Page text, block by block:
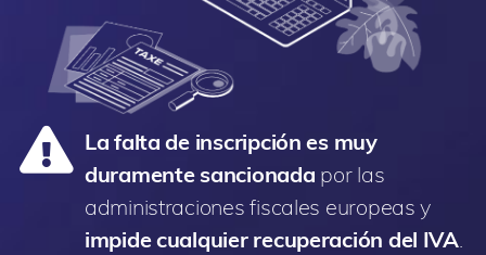
La falta de inscripción es muy
duramente sancionada por las
administraciones fiscales europeas y
impide cualquier recuperación del IVA.